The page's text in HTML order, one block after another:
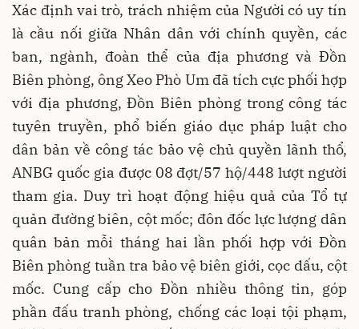
Xác định vai trò, trách nhiệm của Người có uy tín
là cầu nối giữa Nhân dân với chính quyền, các
ban, ngành, đoàn thể của địa phương và Đồn
Biên phòng, ông Xeo Phò Um đã tích cực phối hợp
với địa phương, Đồn Biên phòng trong công tác
tuyên truyền, phổ biến giáo dục pháp luật cho
dân bản về công tác bảo vệ chủ quyền lãnh thổ,
ANBG quốc gia được 08 đợt/57 hộ/448 lượt người
tham gia. Duy trì hoạt động hiệu quả của Tổ tự
quản đường biên, cột mốc; đôn đốc lực lượng dân
quân bản mỗi tháng hai lần phối hợp với Đồn
Biên phòng tuần tra bảo vệ biên giới, cọc dấu, cột
mốc. Cung cấp cho Đồn nhiều thông tin, góp
phần đấu tranh phòng, chống các loại tội phạm,